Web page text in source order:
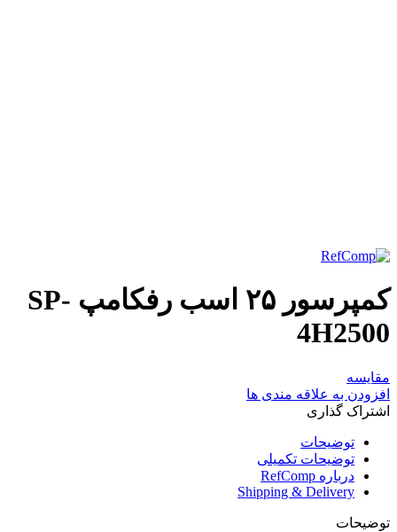
کمپرسور ۲۵ اسب رفکامپ SP-
4H2500
مقایسه
افزودن به علاقه مندی ها
اشتراک گذاری
توضیحات
توضیحات تکمیلی
درباره RefComp
Shipping & Delivery
توضیحات